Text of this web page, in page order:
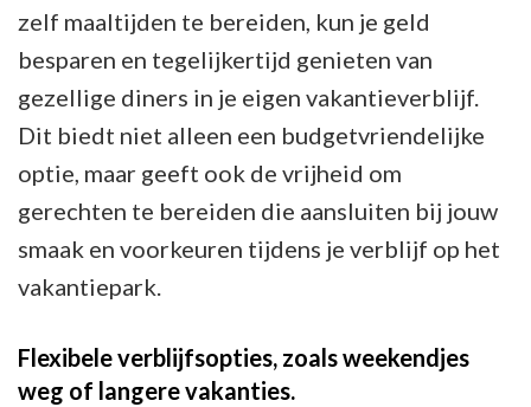
zelf maaltijden te bereiden, kun je geld
besparen en tegelijkertijd genieten van
gezellige diners in je eigen vakantieverblijf.
Dit biedt niet alleen een budgetvriendelijke
optie, maar geeft ook de vrijheid om
gerechten te bereiden die aansluiten bij jouw
smaak en voorkeuren tijdens je verblijf op het
vakantiepark.
Flexibele verblijfsopties, zoals weekendjes
weg of langere vakanties.